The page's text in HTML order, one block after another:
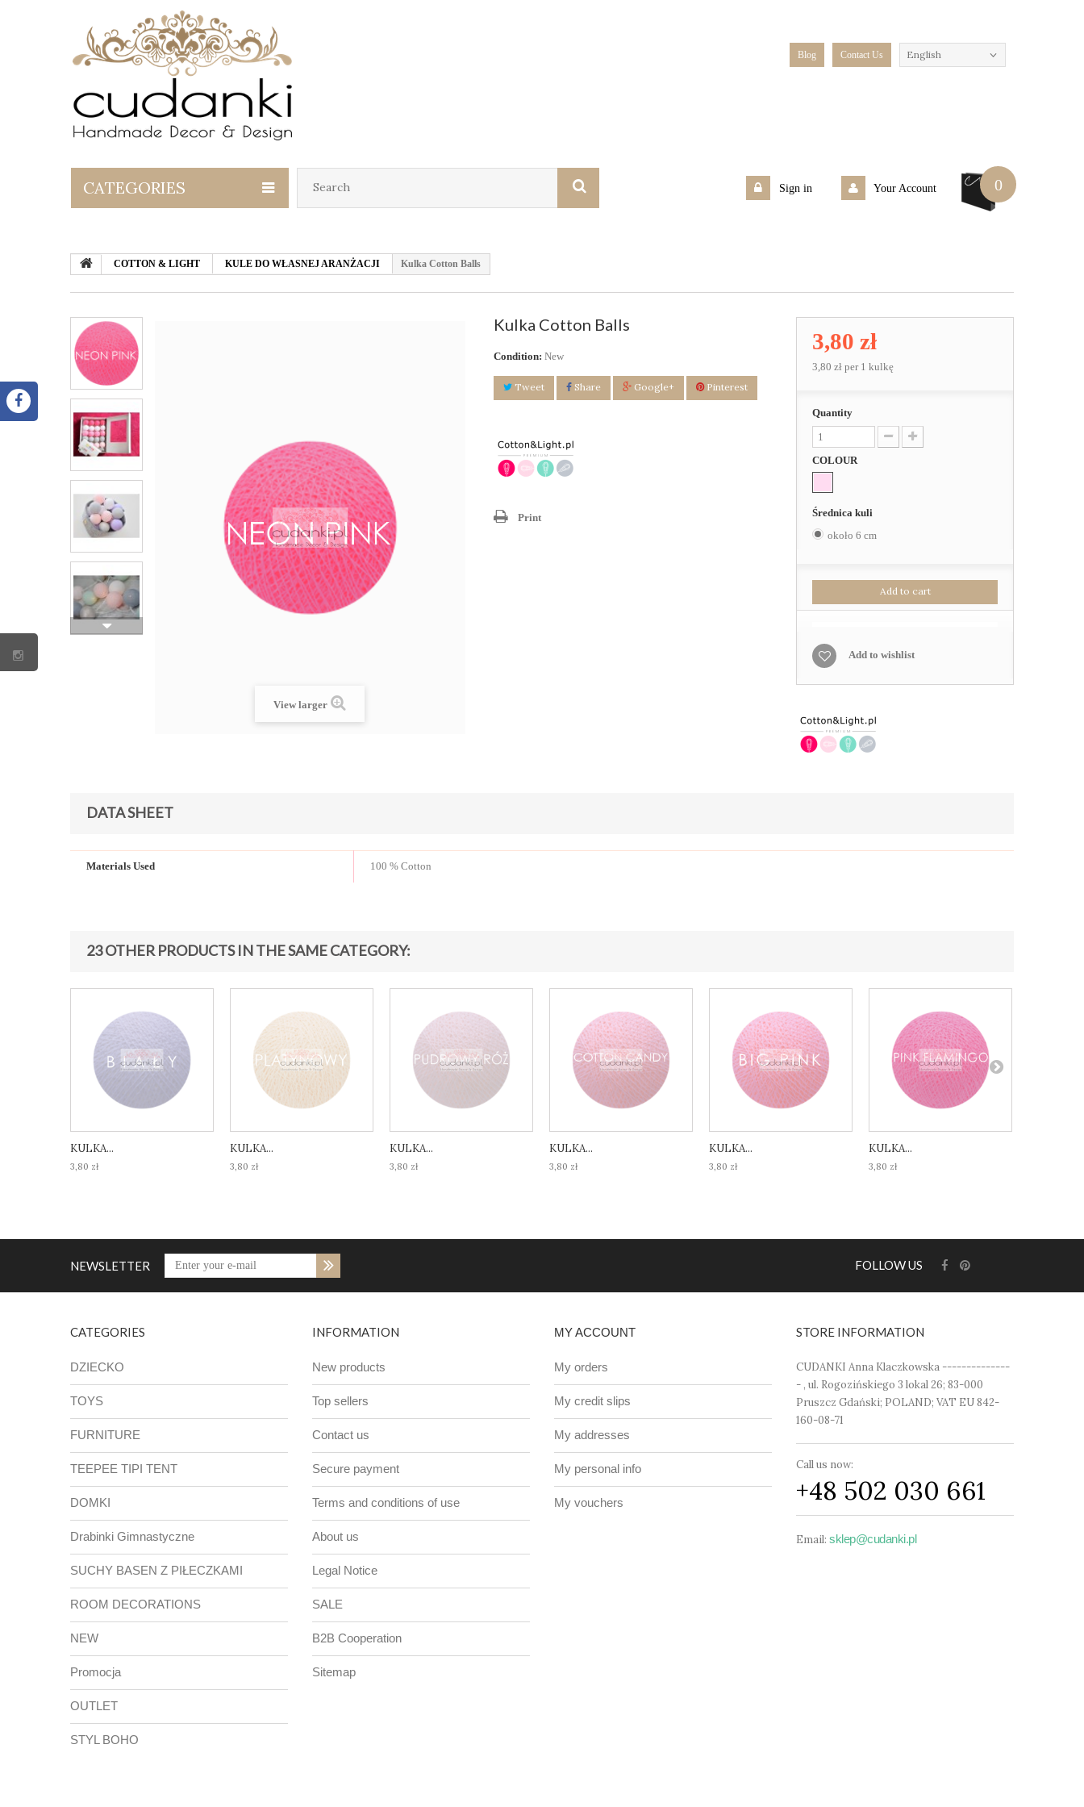
English
Blog Contact Us
CATEGORIES 0
Sign in Your Account
COTTON & LIGHT KULE DO WŁASNEJ ARANŻACJI Kulka Cotton Balls
View larger
Kulka Cotton Balls
Condition: New
Tweet Share Google+ Pinterest
Print
3,80 zł
3,80 zł per 1 kulkę
Quantity
COLOUR
Średnica kuli
około 6 cm
Add to cart
Add to wishlist
DATA SHEET
Materials Used 100 % Cotton
23 OTHER PRODUCTS IN THE SAME CATEGORY:
KULKA...
3,80 zł
KULKA...
3,80 zł
KULKA...
3,80 zł
KULKA...
3,80 zł
KULKA...
3,80 zł
KULKA...
3,80 zł
NEWSLETTER FOLLOW US
CATEGORIES
DZIECKO
TOYS
FURNITURE
TEEPEE TIPI TENT
DOMKI
Drabinki Gimnastyczne
SUCHY BASEN Z PIŁECZKAMI
ROOM DECORATIONS
NEW
Promocja
OUTLET
STYL BOHO
INFORMATION
New products
Top sellers
Contact us
Secure payment
Terms and conditions of use
About us
Legal Notice
SALE
B2B Cooperation
Sitemap
MY ACCOUNT
My orders
My credit slips
My addresses
My personal info
My vouchers
STORE INFORMATION
CUDANKI Anna Klaczkowska --------------
- , ul. Rogozińskiego 3 lokal 26; 83-000
Pruszcz Gdański; POLAND; VAT EU 842-
160-08-71
Call us now:
+48 502 030 661
Email: sklep@cudanki.pl